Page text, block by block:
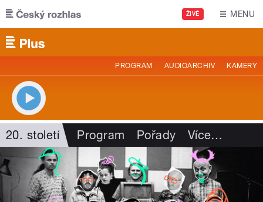
Přejít k hlavnímu obsahu
ŽIVĚ MENU
PROGRAM AUDIOARCHIV KAMERY
20. století Program Pořady Více…